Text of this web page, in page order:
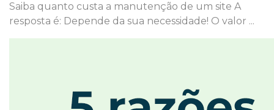
Saiba quanto custa a manutenção de um site A
resposta é: Depende da sua necessidade! O valor ...